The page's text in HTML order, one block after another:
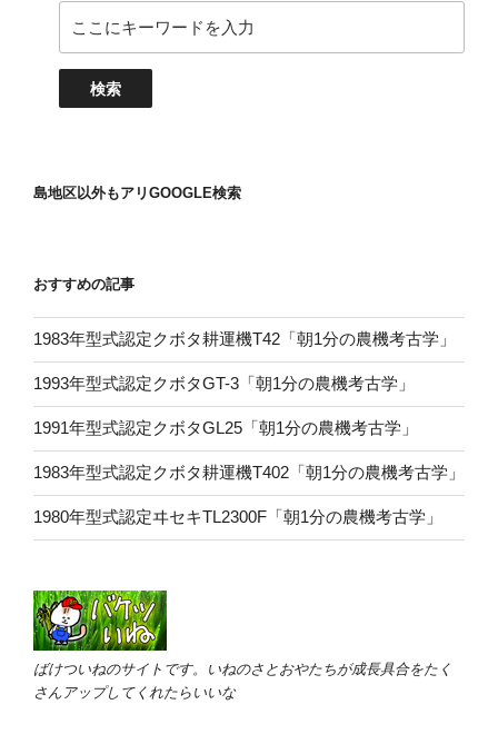
島地区以外もアリGOOGLE検索
おすすめの記事
1983年型式認定クボタ耕運機T42「朝1分の農機考古学」
1993年型式認定クボタGT-3「朝1分の農機考古学」
1991年型式認定クボタGL25「朝1分の農機考古学」
1983年型式認定クボタ耕運機T402「朝1分の農機考古学」
1980年型式認定ヰセキTL2300F「朝1分の農機考古学」
ばけついねのサイトです。いねのさとおやたちが成長具合をたく
さんアップしてくれたらいいな